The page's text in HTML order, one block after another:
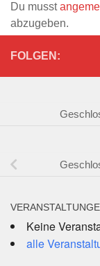
Du musst
abzugeben.
FOLGEN:
Keine
alle